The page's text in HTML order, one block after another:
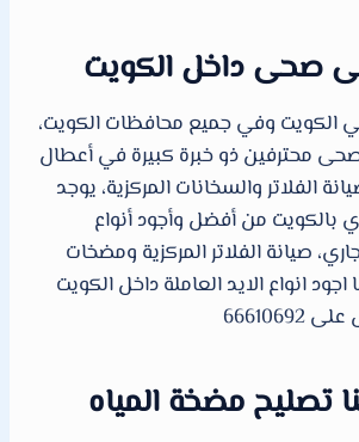
صحى داخل الكويت
وفي جميع محافظات الكويت،
صحى محترفين ذو خبرة كبيرة في أعطال
الفلاتر والسخانات المركزية، يوجد
بالكويت من أفضل وأجود أنواع
صيانة الفلاتر المركزية ومضخات
اجود انواع الايد العاملة داخل الكويت
تصليح مضخة المياه